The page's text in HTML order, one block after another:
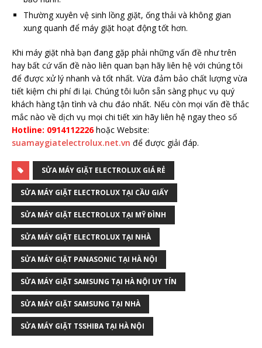
Thường xuyên vệ sinh lồng giặt, ống thải và không gian
xung quanh để máy giặt hoạt động tốt hơn.
Khi máy giặt nhà bạn đang gặp phải những vấn đề như trên
hay bất cứ vấn đề nào liên quan bạn hãy liên hệ với chúng tôi
để được xử lý nhanh và tốt nhất. Vừa đảm bảo chất lượng vừa
tiết kiệm chi phí đi lại. Chúng tôi luôn sẵn sàng phục vụ quý
khách hàng tận tình và chu đáo nhất. Nếu còn mọi vấn đề thắc
mắc nào về dịch vụ mọi chi tiết xin hãy liên hệ ngay theo số
Hotline: 0914112226hoặc Website:
suamaygiatelectrolux.net.vn để được giải đáp.
SỬA MÁY GIẶT ELECTROLUX GIÁ RẺ
SỬA MÁY GIẶT ELECTROLUX TẠI CẦU GIẤY
SỬA MÁY GIẶT ELECTROLUX TẠI MỸ ĐÌNH
SỬA MÁY GIẶT ELECTROLUX TẠI NHÀ
SỬA MÁY GIẶT PANASONIC TẠI HÀ NỘI
SỬA MÁY GIẶT SAMSUNG TẠI HÀ NỘI UY TÍN
SỬA MÁY GIẶT SAMSUNG TẠI NHÀ
SỬA MÁY GIẶT TSSHIBA TẠI HÀ NỘI